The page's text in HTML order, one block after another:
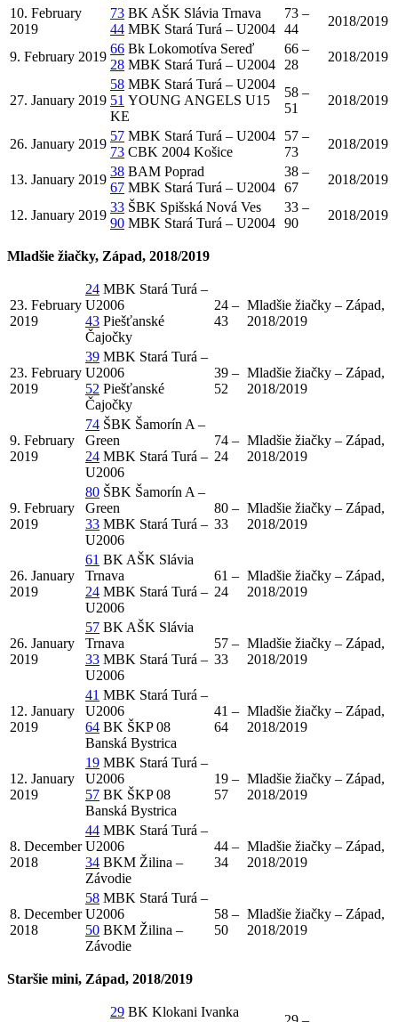
10. February
2019
73 BK AŠK Slávia Trnava
44 MBK Stará Turá – U2004
73 –
44
2018/2019
9. February 2019
66 Bk Lokomotíva Sereď
28 MBK Stará Turá – U2004
66 –
28
2018/2019
27. January 2019
58 MBK Stará Turá – U2004
51 YOUNG ANGELS U15
KE
58 –
51
2018/2019
26. January 2019
57 MBK Stará Turá – U2004
73 CBK 2004 Košice
57 –
73
2018/2019
13. January 2019
38 BAM Poprad
67 MBK Stará Turá – U2004
38 –
67
2018/2019
12. January 2019
33 ŠBK Spišská Nová Ves
90 MBK Stará Turá – U2004
33 –
90
2018/2019
Mladšie žiačky, Západ, 2018/2019
23. February
2019
24 MBK Stará Turá –
U2006
43 Piešťanské
Čajočky
24 –
43
Mladšie žiačky – Západ,
2018/2019
23. February
2019
39 MBK Stará Turá –
U2006
52 Piešťanské
Čajočky
39 –
52
Mladšie žiačky – Západ,
2018/2019
9. February
2019
74 ŠBK Šamorín A –
Green
24 MBK Stará Turá –
U2006
74 –
24
Mladšie žiačky – Západ,
2018/2019
9. February
2019
80 ŠBK Šamorín A –
Green
33 MBK Stará Turá –
U2006
80 –
33
Mladšie žiačky – Západ,
2018/2019
26. January
2019
61 BK AŠK Slávia
Trnava
24 MBK Stará Turá –
U2006
61 –
24
Mladšie žiačky – Západ,
2018/2019
26. January
2019
57 BK AŠK Slávia
Trnava
33 MBK Stará Turá –
U2006
57 –
33
Mladšie žiačky – Západ,
2018/2019
12. January
2019
41 MBK Stará Turá –
U2006
64 BK ŠKP 08
Banská Bystrica
41 –
64
Mladšie žiačky – Západ,
2018/2019
12. January
2019
19 MBK Stará Turá –
U2006
57 BK ŠKP 08
Banská Bystrica
19 –
57
Mladšie žiačky – Západ,
2018/2019
8. December
2018
44 MBK Stará Turá –
U2006
34 BKM Žilina –
Závodie
44 –
34
Mladšie žiačky – Západ,
2018/2019
8. December
2018
58 MBK Stará Turá –
U2006
50 BKM Žilina –
Závodie
58 –
50
Mladšie žiačky – Západ,
2018/2019
Staršie mini, Západ, 2018/2019
29 BK Klokani Ivanka